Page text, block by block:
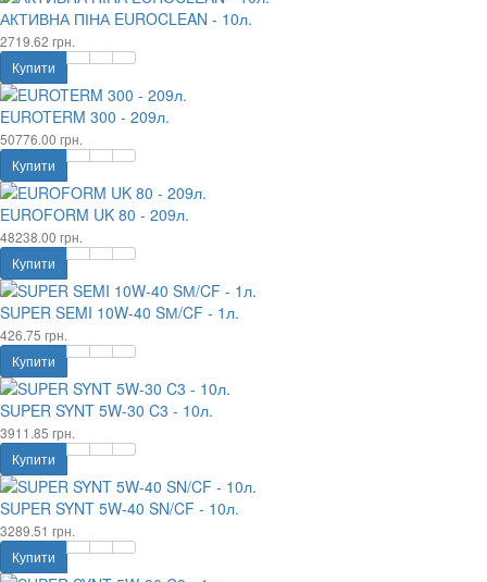
АКТИВНА ПІНА EUROCLEAN - 10л.
2719.62 грн.
Купити
EUROTERM 300 - 209л.
50776.00 грн.
Купити
EUROFORM UK 80 - 209л.
48238.00 грн.
Купити
SUPER SEMI 10W-40 SМ/CF - 1л.
426.75 грн.
Купити
SUPER SYNT 5W-30 C3 - 10л.
3911.85 грн.
Купити
SUPER SYNT 5W-40 SN/CF - 10л.
3289.51 грн.
Купити